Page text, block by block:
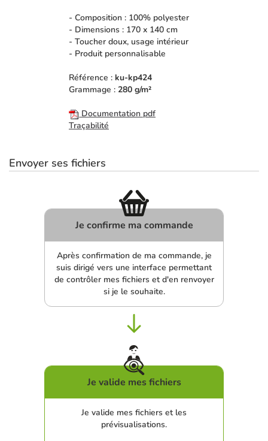
- Composition : 100% polyester
- Dimensions : 170 x 140 cm
- Toucher doux, usage intérieur
- Produit personnalisable
Référence : ku-kp424
Grammage : 280 g/m²
Documentation pdf
Traçabilité
Envoyer ses fichiers
Je confirme ma commande
Après confirmation de ma commande, je
suis dirigé vers une interface permettant
de contrôler mes fichiers et d'en renvoyer
si je le souhaite.
Je valide mes fichiers
Je valide mes fichiers et les
prévisualisations.